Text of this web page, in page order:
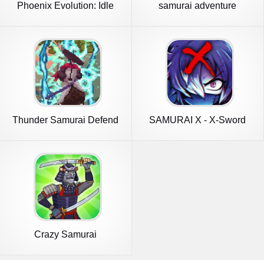
Phoenix Evolution: Idle
samurai adventure
Thunder Samurai Defend
SAMURAI X - X-Sword
Crazy Samurai